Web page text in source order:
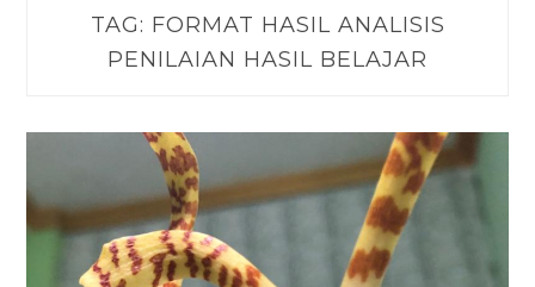
TAG: FORMAT HASIL ANALISIS
PENILAIAN HASIL BELAJAR